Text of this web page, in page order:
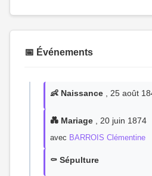
📅 Événements
👶 Naissance , 25 août
💑 Mariage , 20 juin 1874
avec BARROIS Clémentine
⚰️ Sépulture